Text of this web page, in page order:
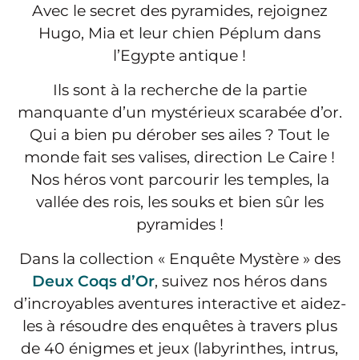
Avec le secret des pyramides, rejoignez
Hugo, Mia et leur chien Péplum dans
l’Egypte antique !
Ils sont à la recherche de la partie
manquante d’un mystérieux scarabée d’or.
Qui a bien pu dérober ses ailes ? Tout le
monde fait ses valises, direction Le Caire !
Nos héros vont parcourir les temples, la
vallée des rois, les souks et bien sûr les
pyramides !
Dans la collection « Enquête Mystère » des
Deux Coqs d’Or, suivez nos héros dans
d’incroyables aventures interactive et aidez-
les à résoudre des enquêtes à travers plus
de 40 énigmes et jeux (labyrinthes, intrus,